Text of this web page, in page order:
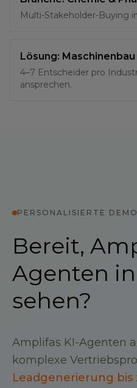
Multi-Stakeholder-Buying
Lösung: Maschinenbau
4–7 Entscheider pro
ansprechen.
PERSONALISIERTE DEMO
Bereit,
Agenten
sehen?
Amplifas KI-Agenten
komplexe
Leadgenerierung bis